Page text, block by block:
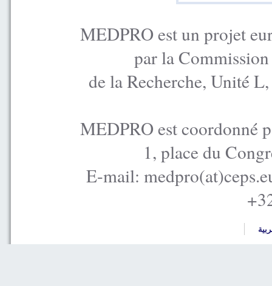
MEDPRO est un projet
par la
de la Recherche, Unité
MEDPRO est coordonné
1, place du
E-mail: